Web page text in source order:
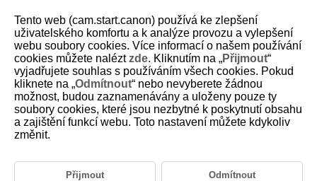
D388-065
Ořez / poměr stran fotografie
Používáte-li objektiv typu RF nebo EF, můžete před fotografováním
změnit poměr stran. Pomocí možnosti [
U objektivůRF-S/EF-Sse automaticky nastaví [1,6x (ořez)].
Tento web (cam.start.canon) používá ke zlepšení
uživatelského komfortu a k analýze provozu a vylepšení
webu soubory cookies. Více informací o našem používání
cookies můžete naléztzde. Kliknutím na „Přijmout“
vyjadřujete souhlas s používáním všech cookies. Pokud
kliknete na „Odmítnout“ nebo nevyberete žádnou
možnost, budou zaznamenávány a uloženy pouze ty
soubory cookies, které jsou nezbytné k poskytnutí obsahu
a zajištění funkcí webu. Toto nastavení můžete kdykoliv
změnit.
Přijmout Odmítnout